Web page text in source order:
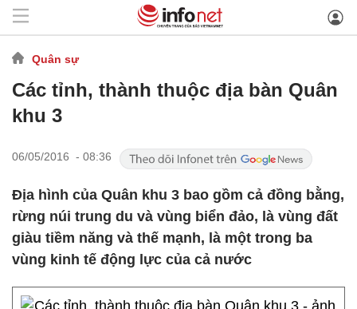
Quân sự
Các tỉnh, thành thuộc địa bàn Quân
khu 3
06/05/2016 - 08:36
Địa hình của Quân khu 3 bao gồm cả đồng bằng,
rừng núi trung du và vùng biển đảo, là vùng đất
giàu tiềm năng và thế mạnh, là một trong ba
vùng kinh tế động lực của cả nước